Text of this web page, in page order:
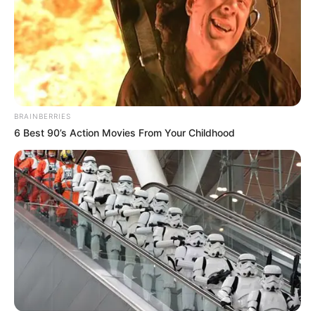
seu pet neste vídeo:
Agora, que tal ver mais algumas inspirações e
criar um modelo novo?
16 ideias de casinhas de cachorro
Para esse membro especial da família, você não
BRAINBERRIES
6 Best 90’s Action Movies From Your Childhood